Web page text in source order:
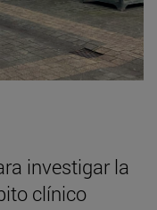
investigar la
clínico